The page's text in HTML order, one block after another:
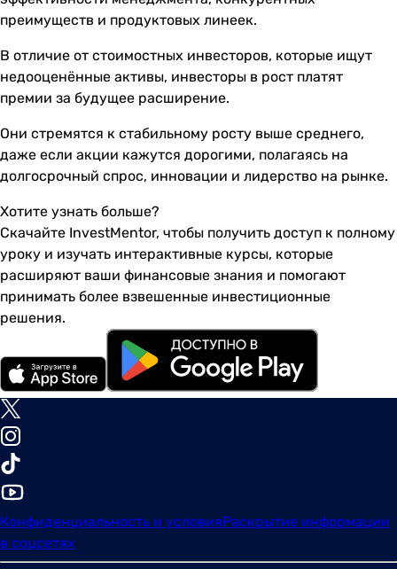
преимуществ и продуктовых линеек.
В отличие от стоимостных инвесторов, которые ищут
недооценённые активы, инвесторы в рост платят
премии за будущее расширение.
Они стремятся к стабильному росту выше среднего,
даже если акции кажутся дорогими, полагаясь на
долгосрочный спрос, инновации и лидерство на рынке.
Хотите узнать больше?
Скачайте InvestMentor, чтобы получить доступ к полному
уроку и изучать интерактивные курсы, которые
расширяют ваши финансовые знания и помогают
принимать более взвешенные инвестиционные
решения.
Конфиденциальность и условияРаскрытие информации
в соцсетях